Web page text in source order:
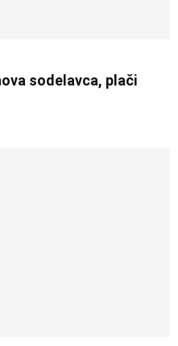
sodelavca, plači